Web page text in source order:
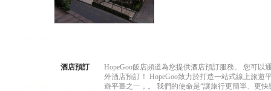
酒店預訂
HopeGoo飯店頻道為您提供酒店預訂服務。 您可
外酒店預訂！ HopeGoo致力於打造一站式線上旅
遊平臺之一，。 我們的使命是“讓旅行更簡單、更